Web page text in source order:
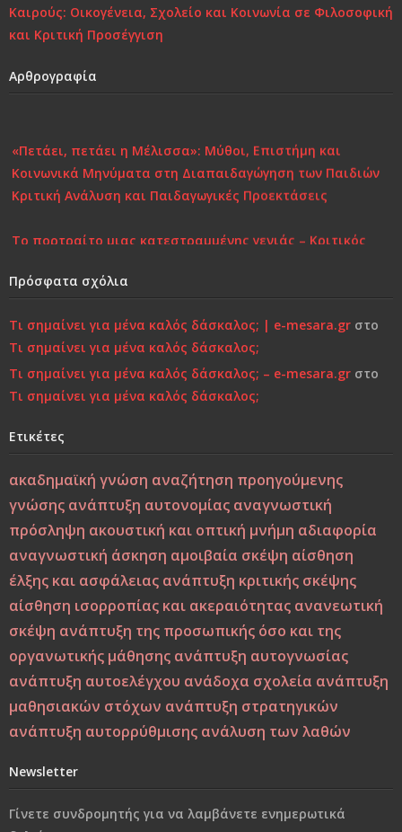
Καιρούς: Οικογένεια, Σχολείο και Κοινωνία σε Φιλοσοφική
και Κριτική Προσέγγιση
Αρθρογραφία
«Πετάει, πετάει η Μέλισσα»: Μύθοι, Επιστήμη και
Κοινωνικά Μηνύματα στη Διαπαιδαγώγηση των Παιδιών
Κριτική Ανάλυση και Παιδαγωγικές Προεκτάσεις
Το πορτραίτο μιας κατεστραμμένης γενιάς – Κριτικός
Κάτι τελειώνει, μέρα με τη μέρα… Μήπως είναι πια πολύ
αργά;»…
Καιρούς: Οικογένεια, Σχολείο και Κοινωνία σε
Εσύ φταις, φώναξε, εσύ!
Μεταξύ σφύρας και άκμονος. Η νεότητα της ελπίδας ως
ελπίδα των νέων
Από τη Βιοπαιδαγωγική στη Ζωοπαιδαγωγική;
Το δέντρο, το πουλί και τα φτερά: Η αλληγορία της
πίστης στον εαυτό στους ύποπτους καιρούς
Η Παιδεία και η Μάθηση υπό το Πρίσμα του Δημήτρη
μορφές βίας που προμηνύουν το κακό
Πρόσφατα σχόλια
Τι σημαίνει για μένα καλός δάσκαλος; | e-mesara.gr στο
Τι σημαίνει για μένα καλός δάσκαλος;
Τι σημαίνει για μένα καλός δάσκαλος; – e-mesara.gr στο
Τι σημαίνει για μένα καλός δάσκαλος;
Ετικέτες
ακαδημαϊκή γνώση αναζήτηση προηγούμενης
γνώσης ανάπτυξη αυτονομίας αναγνωστική
πρόσληψη ακουστική και οπτική μνήμη αδιαφορία
αναγνωστική άσκηση αμοιβαία σκέψη αίσθηση
έλξης και ασφάλειας ανάπτυξη κριτικής σκέψης
αίσθηση ισορροπίας και ακεραιότητας ανανεωτική
σκέψη ανάπτυξη της προσωπικής όσο και της
οργανωτικής μάθησης ανάπτυξη αυτογνωσίας
ανάπτυξη αυτοελέγχου ανάδοχα σχολεία ανάπτυξη
μαθησιακών στόχων ανάπτυξη στρατηγικών
ανάπτυξη αυτορρύθμισης ανάλυση των λαθών
Newsletter
Γίνετε συνδρομητής για να λαμβάνετε ενημερωτικά